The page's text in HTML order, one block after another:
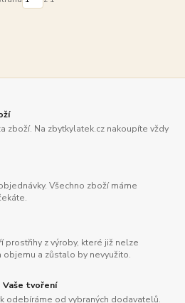
zboží. Na zbytkylatek.cz nakoupíte vždy
Všechno zboží máme
prostřihy z výroby, které již nelze
objemu a zůstalo by nevyužito.
tvoření
odebíráme od vybraných dodavatelů.